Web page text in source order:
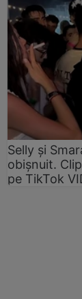
Selly și
obișnuit.
pe TikTok